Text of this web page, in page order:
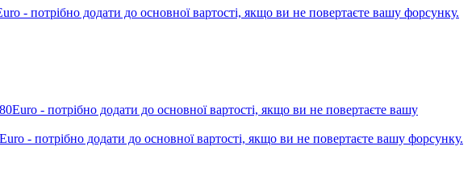
- потрібно додати до основної вартості, якщо ви не повертаєте вашу форсунку.
- потрібно додати до основної вартості, якщо ви не повертаєте вашу форсунку.